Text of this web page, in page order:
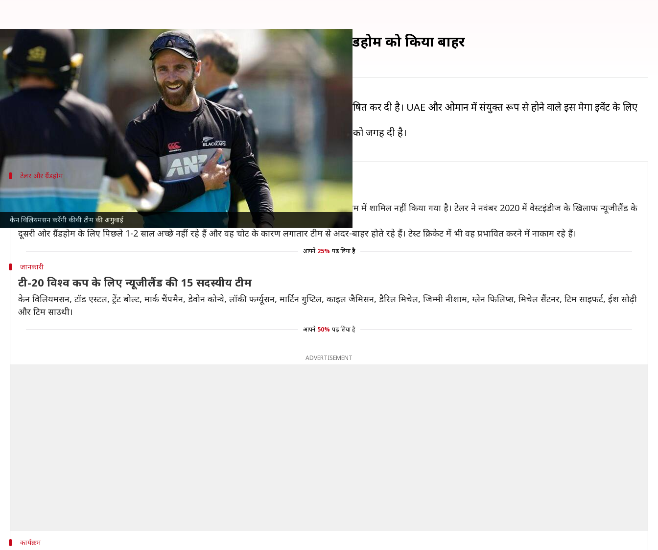
केन विलियमसन करेंगी कीवी टीम की अगुवाई
टी-20 विश्व कप के लिए न्यूजीलैंड ने घोषित की टीम, टेलर और ग्रैंडहोम को किया बाहर
Neeraj Pandey Aug 09, 2021
क्या है खबर?
न्यूजीलैंड क्रिकेट बोर्ड (NZC) ने अक्टूबर-नवंबर में होने वाले टी-20 विश्व कप के लिए अपनी टीम घोषित कर दी है। UAE और ओमान में संयुक्त रूप से होने वाले इस मेगा इवेंट के लिए
अपनी टीम घोषित करने वाली न्यूजीलैंड पहली टीम बन गई है।
एशिया में टी-20 विश्व कप होने को ध्यान में रखते हुए न्यूजीलैंड ने अपनी टीम में तीन स्पिन गेंदबाजों को जगह दी है।
टेलर और ग्रैंडहोम
टेलर और ग्रैंडहोम को नहीं मिली टी-20 विश्व कप टीम में जगह
न्यूजीलैंड के लिए 102 टी-20 अंतरराष्ट्रीय मुकाबले खेल चुके अनुभवी टेलर को टी-20 विश्व कप के लिए टीम में शामिल नहीं किया गया है। टेलर ने नवंबर 2020 में वेस्टइंडीज के खिलाफ न्यूजीलैंड के
लिए अपना आखिरी टी-20 मैच खेला था।
दूसरी ओर ग्रैंडहोम के लिए पिछले 1-2 साल अच्छे नहीं रहे हैं और वह चोट के कारण लगातार टीम से अंदर-बाहर होते रहे हैं। टेस्ट क्रिकेट में भी वह प्रभावित करने में नाकाम रहे हैं।
आपने 25% पढ़ लिया है
जानकारी
टी-20 विश्व कप के लिए न्यूजीलैंड की 15 सदस्यीय टीम
केन विलियमसन, टॉड एस्टल, ट्रेंट बोल्ट, मार्क चैंपमैन, डेवोन कोन्वे, लॉकी फर्ग्यूसन, मार्टिन गुप्टिल, काइल जैमिसन, डैरिल मिचेल, जिम्मी नीशाम, ग्लेन फिलिप्स, मिचेल सैंटनर, टिम साइफर्ट, ईश सोढ़ी
और टिम साउथी।
आपने 50% पढ़ लिया है
ADVERTISEMENT
कार्यक्रम